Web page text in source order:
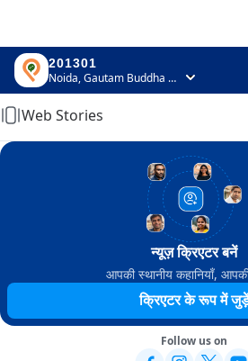
201301
Noida, Gautam Buddha Nagar, Uttar Pradesh
Home
Web Stories
न्यूज़ क्रिएटर बनें
आपकी स्थानीय कहानियाँ,
क्रिएटर के रूप में
Follow us on